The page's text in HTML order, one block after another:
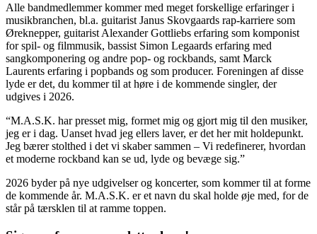
Alle bandmedlemmer kommer med meget forskellige erfaringer i
musikbranchen, bl.a. guitarist Janus Skovgaards rap-karriere som
Øreknepper, guitarist Alexander Gottliebs erfaring som komponist
for spil- og filmmusik, bassist Simon Legaards erfaring med
sangkomponering og andre pop- og rockbands, samt Marck
Laurents erfaring i popbands og som producer. Foreningen af disse
lyde er det, du kommer til at høre i de kommende singler, der
udgives i 2026.
“M.A.S.K. har presset mig, formet mig og gjort mig til den musiker,
jeg er i dag. Uanset hvad jeg ellers laver, er det her mit holdepunkt.
Jeg bærer stolthed i det vi skaber sammen – Vi redefinerer, hvordan
et moderne rockband kan se ud, lyde og bevæge sig.”
2026 byder på nye udgivelser og koncerter, som kommer til at forme
de kommende år. M.A.S.K. er et navn du skal holde øje med, for de
står på tærsklen til at ramme toppen.